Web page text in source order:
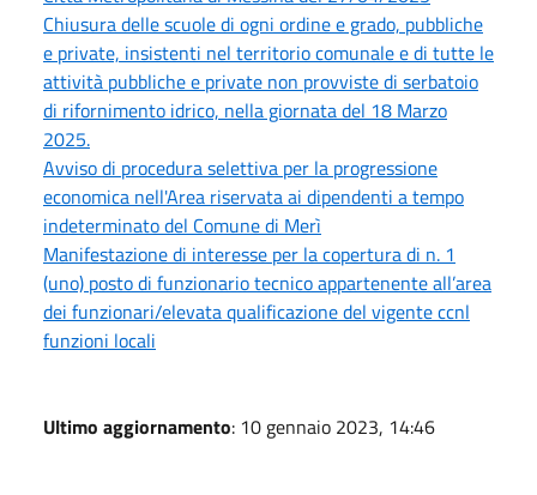
Chiusura delle scuole di ogni ordine e grado, pubbliche
e private, insistenti nel territorio comunale e di tutte le
attività pubbliche e private non provviste di serbatoio
di rifornimento idrico, nella giornata del 18 Marzo
2025.
Avviso di procedura selettiva per la progressione
economica nell'Area riservata ai dipendenti a tempo
indeterminato del Comune di Merì
Manifestazione di interesse per la copertura di n. 1
(uno) posto di funzionario tecnico appartenente all’area
dei funzionari/elevata qualificazione del vigente ccnl
funzioni locali
Ultimo aggiornamento: 10 gennaio 2023, 14:46